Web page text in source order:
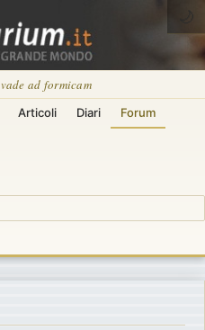
vade ad formicam
Articoli Diari Forum
🌙